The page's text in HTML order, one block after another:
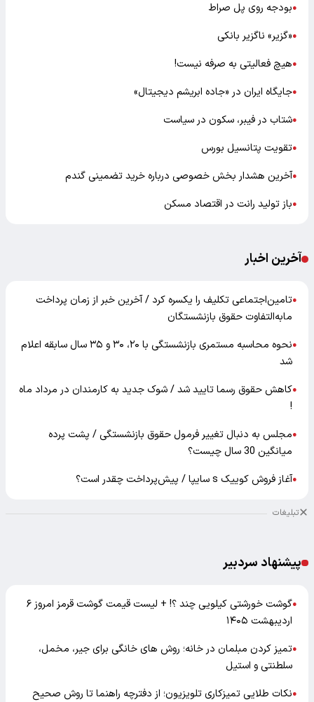
●بودجه روی پل صراط
●«گزیر» ناگزیر بانکی
●هیچ فعالیتی به صرفه نیست!
●جایگاه ایران در «جاده ابریشم دیجیتال»
●شتاب در فیبر، سکون در سیاست
●تقویت پتانسیل بورس
●آخرین هشدار بخش خصوصی درباره خرید تضمینی گندم
●باز تولید رانت در اقتصاد مسکن
آخرین اخبار
●تامین‌اجتماعی تکلیف را یکسره کرد / آخرین خبر از زمان پرداخت
مابه‌التفاوت حقوق بازنشستگان
●
نحوه محاسبه مستمری بازنشستگی با ۲۰، ۳۰ و ۳۵ سال سابقه اعلام
شد
●کاهش حقوق رسما تایید شد / شوک جدید به کارمندان در مرداد ماه
!
●مجلس به دنبال تغییر فرمول حقوق بازنشستگی / پشت پرده
میانگین 30 سال چیست؟
●آغاز فروش کوییک s سایپا / پیش‌پرداخت چقدر است؟
تبلیغات
پیشنهاد سردبیر
●
گوشت خورشتی کیلویی چند ؟! + لیست قیمت گوشت قرمز امروز ۶
اردیبهشت ۱۴۰۵
●تمیز کردن مبلمان در خانه؛ روش های خانگی برای جیر، مخمل،
سلطنتی و استیل
●نکات طلایی تمیزکاری تلویزیون؛ از دفترچه راهنما تا روش صحیح